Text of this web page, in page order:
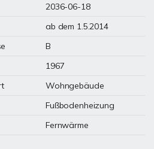
2036-06-18
ab dem 1.5.2014
B
1967
Wohngebäude
Fußbodenheizung
Fernwärme